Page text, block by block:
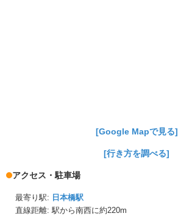
[Google Mapで見る]
[行き方を調べる]
アクセス・駐車場
最寄り駅: 日本橋駅
直線距離: 駅から南西に約220m